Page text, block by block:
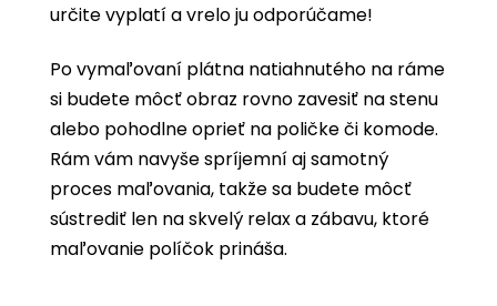
určite vyplatí a vrelo ju odporúčame!
Po vymaľovaní plátna natiahnutého na ráme
si budete môcť obraz rovno zavesiť na stenu
alebo pohodlne oprieť na poličke či komode.
Rám vám navyše spríjemní aj samotný
proces maľovania, takže sa budete môcť
sústrediť len na skvelý relax a zábavu, ktoré
maľovanie políčok prináša.